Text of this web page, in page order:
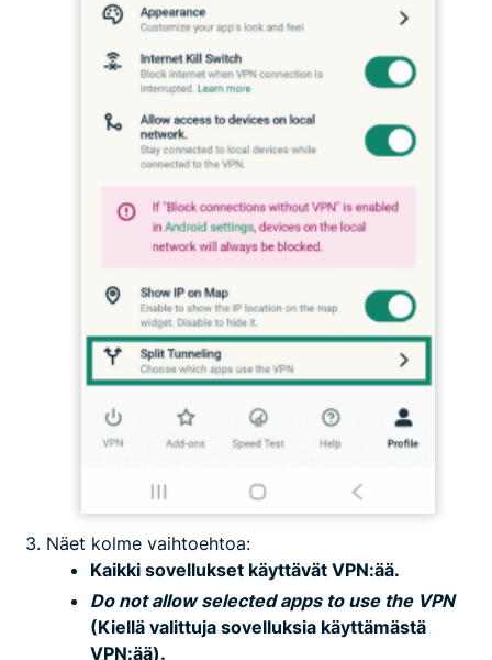
Näet kolme vaihtoehtoa:
Kaikki sovellukset käyttävät VPN:ää.
Do not allow selected apps to use the VPN
(Kiellä valittuja sovelluksia käyttämästä
VPN:ää).